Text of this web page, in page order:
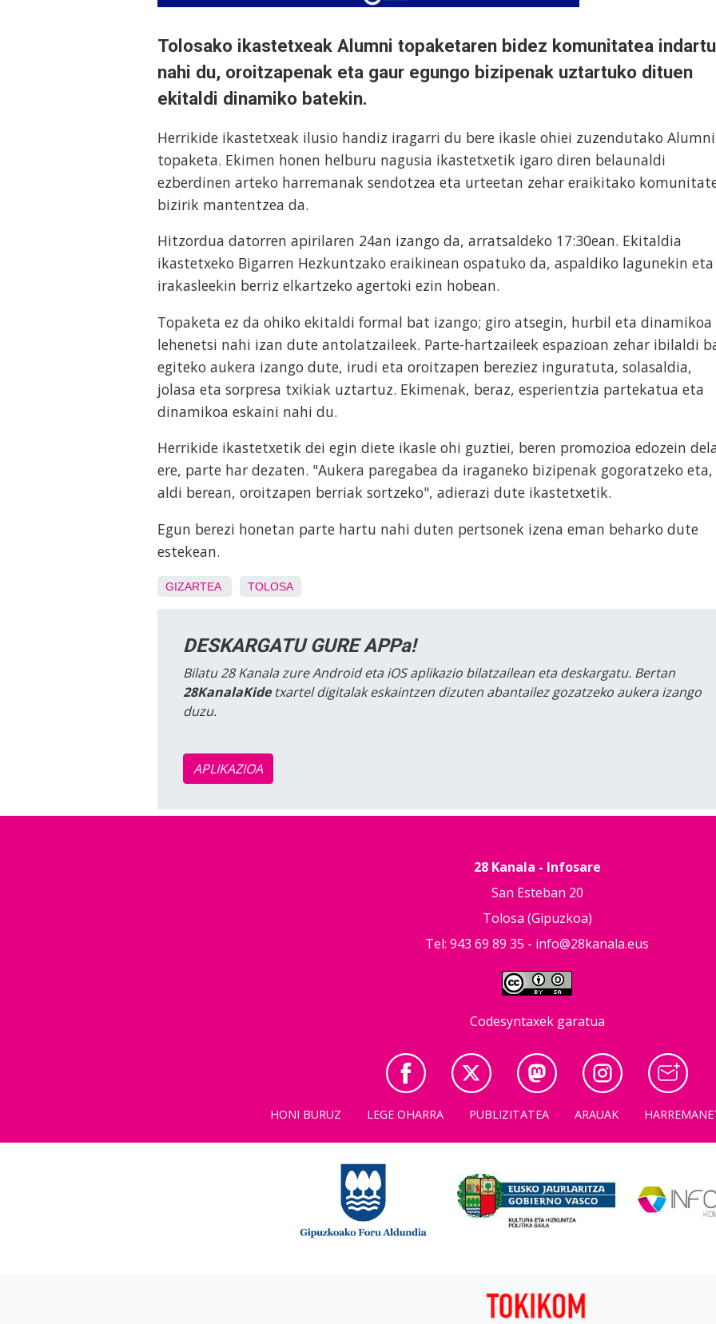
Tolosako ikastetxeak Alumni topaketaren bidez komunitatea indartu
nahi du, oroitzapenak eta gaur egungo bizipenak uztartuko dituen
ekitaldi dinamiko batekin.
Herrikide ikastetxeak ilusio handiz iragarri du bere ikasle ohiei zuzendutako Alumni
topaketa. Ekimen honen helburu nagusia ikastetxetik igaro diren belaunaldi
ezberdinen arteko harremanak sendotzea eta urteetan zehar eraikitako
bizirik mantentzea da.
Hitzordua datorren apirilaren 24an izango da, arratsaldeko 17:30ean. Ekitaldia
ikastetxeko Bigarren Hezkuntzako eraikinean ospatuko da, aspaldiko lagunekin eta
irakasleekin berriz elkartzeko agertoki ezin hobean.
Topaketa ez da ohiko ekitaldi formal bat izango; giro atsegin, hurbil eta dinamikoa
lehenetsi nahi izan dute antolatzaileek. Parte-hartzaileek espazioan zehar ibilaldi
egiteko aukera izango dute, irudi eta oroitzapen bereziez inguratuta, solasaldia,
jolasa eta sorpresa txikiak uztartuz. Ekimenak, beraz, esperientzia partekatua eta
dinamikoa eskaini nahi du.
Herrikide ikastetxetik dei egin diete ikasle ohi guztiei, beren promozioa edozein
ere, parte har dezaten. "Aukera paregabea da iraganeko bizipenak gogoratzeko eta,
aldi berean, oroitzapen berriak sortzeko", adierazi dute ikastetxetik.
Egun berezi honetan parte hartu nahi duten pertsonek izena eman beharko dute
estekean.
GIZARTEA TOLOSA
DESKARGATU GURE APPa!
Bilatu 28 Kanala zure Android eta iOS aplikazio bilatzailean eta deskargatu. Bertan
28KanalaKidetxartel digitalak eskaintzen dizuten abantailez gozatzeko aukera izango
duzu.
APLIKAZIOA
28 Kanala - Infosare
San Esteban 20
Tolosa (Gipuzkoa)
Tel: 943 69 89 35 - info@28kanala.eus
Codesyntaxek garatua
HONI BURUZ LEGE OHARRA PUBLIZITATEA ARAUAK